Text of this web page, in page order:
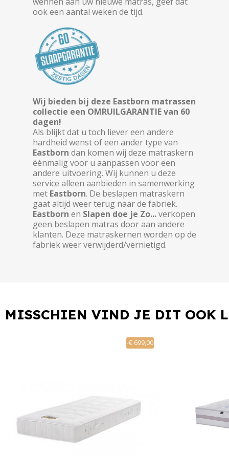
ook een aantal weken de tijd.
Wij bieden bij deze Eastborn matrassen
collectie een OMRUILGARANTIE van 60
dagen!
Als blijkt dat u toch liever een andere
hardheid wenst of een ander type van
Eastborn dan komen wij deze matraskern
éénmalig voor u aanpassen voor een
andere uitvoering. Wij kunnen u deze
service alleen aanbieden in samenwerking
met Eastborn. De beslapen matraskern
gaat altijd weer terug naar de fabriek.
Eastborn en Slapen doe je Zo...verkopen
geen beslapen matras door aan andere
klanten. Deze matraskernen worden op de
fabriek weer verwijderd/vernietigd.
MISSCHIEN VIND JE DIT OOK
-€ 699,00